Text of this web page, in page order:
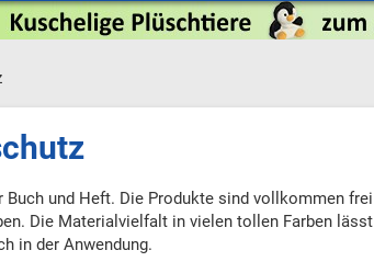
Buch und Heft. Die Produkte sind vollkommen frei
Die Materialvielfalt in vielen tollen Farben lässt
in der Anwendung.